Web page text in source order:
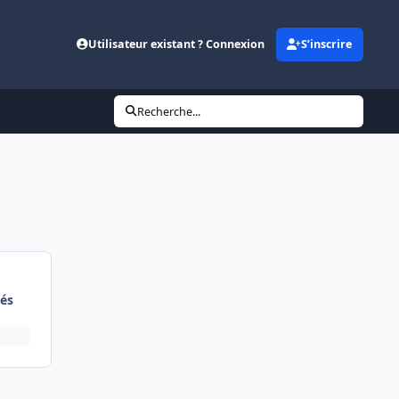
Utilisateur existant ? Connexion S’inscrire
Recherche...